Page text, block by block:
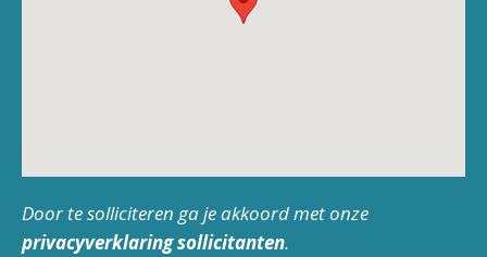
Door te solliciteren ga je akkoord met onze
privacyverklaring sollicitanten.